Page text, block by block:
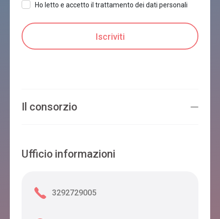
Ho letto e accetto il trattamento dei dati personali
Il consorzio
Ufficio informazioni
3292729005